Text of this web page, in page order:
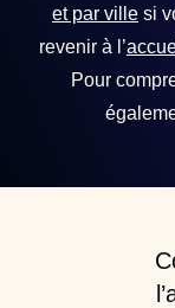
et par ville si
revenir à l’
Pour